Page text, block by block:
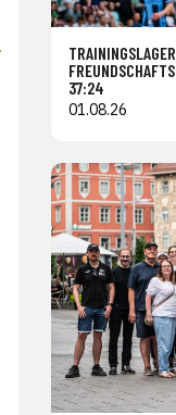
37:24
01.08.26